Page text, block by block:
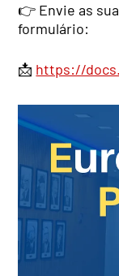
👉 Envie as
formulário:
📩 https://